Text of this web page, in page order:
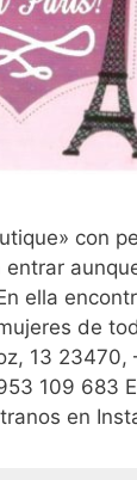
con
ella
de
13 23470,
109 683
en